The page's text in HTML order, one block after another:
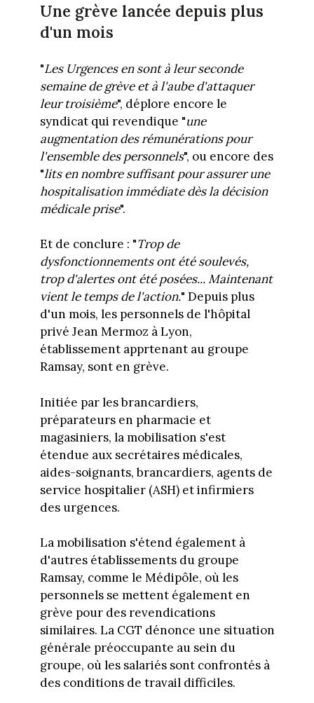
Une grève lancée depuis plus
d'un mois
"Les Urgences en sont à leur seconde
semaine de grève et à l'aube d'attaquer
leur troisième", déplore encore le
syndicat qui revendique "une
augmentation des rémunérations pour
l'ensemble des personnels", ou encore des
"lits en nombre suffisant pour assurer une
hospitalisation immédiate dès la décision
médicale prise".
Et de conclure : "Trop de
dysfonctionnements ont été soulevés,
trop d'alertes ont été posées... Maintenant
vient le temps de l'action." Depuis plus
d'un mois, les personnels de l'hôpital
privé Jean Mermoz à Lyon,
établissement apprtenant au groupe
Ramsay, sont en grève.
Initiée par les brancardiers,
préparateurs en pharmacie et
magasiniers, la mobilisation s'est
étendue aux secrétaires médicales,
aides-soignants, brancardiers, agents de
service hospitalier (ASH) et infirmiers
des urgences.
La mobilisation s'étend également à
d'autres établissements du groupe
Ramsay, comme le Médipôle, où les
personnels se mettent également en
grève pour des revendications
similaires. La CGT dénonce une situation
générale préoccupante au sein du
groupe, où les salariés sont confrontés à
des conditions de travail difficiles.